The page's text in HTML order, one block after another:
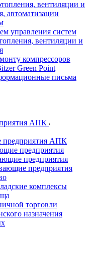
вентиляции и
автоматизации
управления систем
вентиляции и
компрессоров
Green Point
письма
АПК
предприятия АПК
предприятия
предприятия
предприятия
комплексы
торговли
назначения